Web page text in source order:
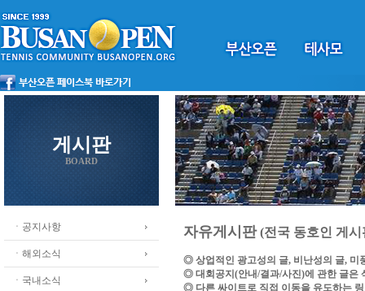
게시판
BOARD
ㆍ공지사항
ㆍ해외소식
ㆍ국내소식
자유게시판(전국 동호인 게시
◎ 상업적인 광고성의 글, 비난성의 글, 미
◎ 대회공지(안내/결과/사진)에 관한 글은
◎ 다른 싸이트로 직접 이동을 유도하는